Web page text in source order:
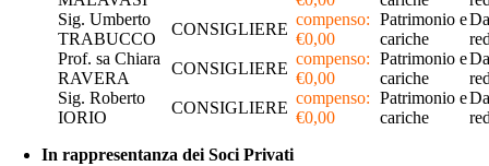
Sig. Umberto
TRABUCCO
CONSIGLIERE
compenso:
€0,00
Patrimonio e
cariche
Prof. sa Chiara
RAVERA
CONSIGLIERE
compenso:
€0,00
Patrimonio e
cariche
Sig. Roberto
IORIO
CONSIGLIERE
compenso:
€0,00
Patrimonio e
cariche
In rappresentanza dei Soci Privati